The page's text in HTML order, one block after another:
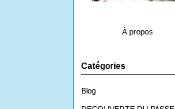
À propos
Catégories
Blog